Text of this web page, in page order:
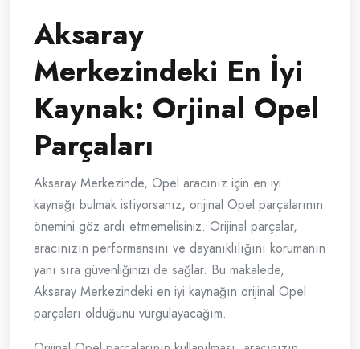
Aksaray
Merkezindeki En İyi
Kaynak: Orjinal Opel
Parçaları
Aksaray Merkezinde, Opel aracınız için en iyi
kaynağı bulmak istiyorsanız, orijinal Opel parçalarının
önemini göz ardı etmemelisiniz. Orijinal parçalar,
aracınızın performansını ve dayanıklılığını korumanın
yanı sıra güvenliğinizi de sağlar. Bu makalede,
Aksaray Merkezindeki en iyi kaynağın orijinal Opel
parçaları olduğunu vurgulayacağım.